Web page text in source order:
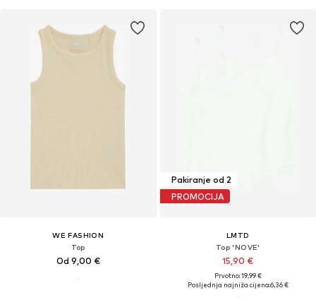
WE FASHION
Top
Od 9,00 €
Pakiranje od 2
PROMOCIJA
LMTD
Top 'NOVE'
15,90 €
Prvotno: 19,99 €
Posljednja najniža cijena:6,36 €